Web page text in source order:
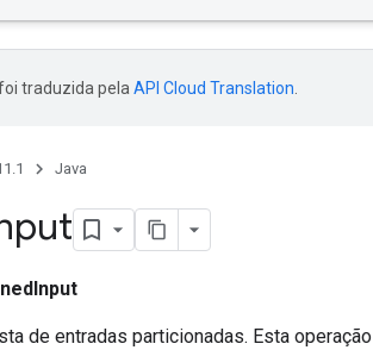
traduzida pela API Cloud Translation
Java
de entradas particionadas. Esta operação